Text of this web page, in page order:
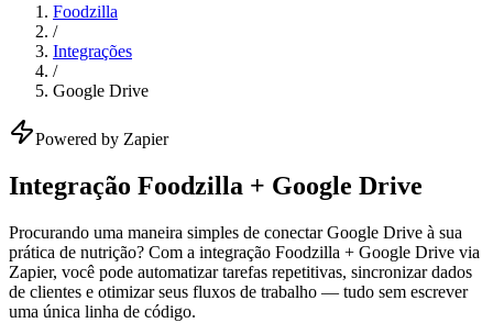
Foodzilla
/
Integrações
/
Google Drive
Powered by Zapier
Integração Foodzilla + Google Drive
Procurando uma maneira simples de conectar Google Drive à sua
prática de nutrição? Com a integração Foodzilla + Google Drive via
Zapier, você pode automatizar tarefas repetitivas, sincronizar dados
de clientes e otimizar seus fluxos de trabalho — tudo sem escrever
uma única linha de código.